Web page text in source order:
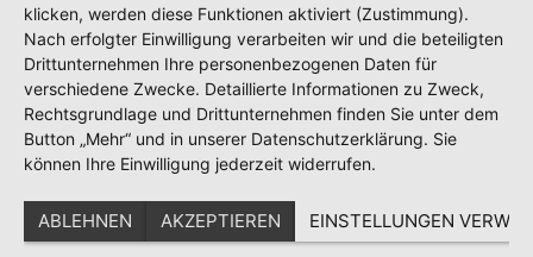
klicken, werden diese Funktionen aktiviert (Zustimmung).
Nach erfolgter Einwilligung verarbeiten wir und die beteiligten
Drittunternehmen Ihre personenbezogenen Daten für
verschiedene Zwecke. Detaillierte Informationen zu Zweck,
Rechtsgrundlage und Drittunternehmen finden Sie unter dem
Button „Mehr“ und in unserer Datenschutzerklärung. Sie
können Ihre Einwilligung jederzeit widerrufen.
ABLEHNEN AKZEPTIEREN EINSTELLUNGEN